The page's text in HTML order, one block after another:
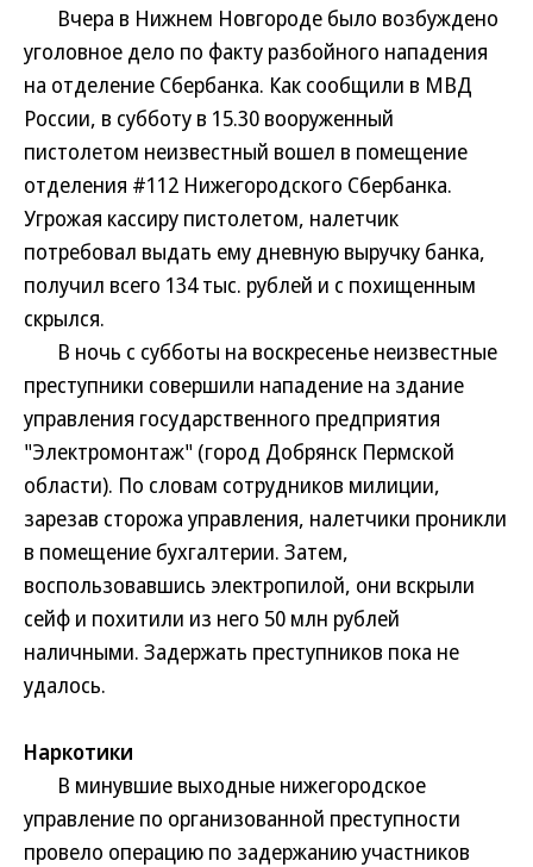
Вчера в Нижнем Новгороде было возбуждено
уголовное дело по факту разбойного нападения
на отделение Сбербанка. Как сообщили в МВД
России, в субботу в 15.30 вооруженный
пистолетом неизвестный вошел в помещение
отделения #112 Нижегородского Сбербанка.
Угрожая кассиру пистолетом, налетчик
потребовал выдать ему дневную выручку банка,
получил всего 134 тыс. рублей и с похищенным
скрылся.
В ночь с субботы на воскресенье неизвестные
преступники совершили нападение на здание
управления государственного предприятия
"Электромонтаж" (город Добрянск Пермской
области). По словам сотрудников милиции,
зарезав сторожа управления, налетчики проникли
в помещение бухгалтерии. Затем,
воспользовавшись электропилой, они вскрыли
сейф и похитили из него 50 млн рублей
наличными. Задержать преступников пока не
удалось.
Наркотики
В минувшие выходные нижегородское
управление по организованной преступности
провело операцию по задержанию участников